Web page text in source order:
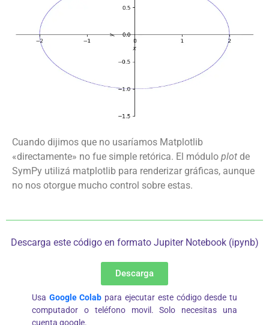
Cuando dijimos que no usaríamos Matplotlib
«directamente» no fue simple retórica. El módulo plot de
SymPy utilizá matplotlib para renderizar gráficas, aunque
no nos otorgue mucho control sobre estas.
Descarga este código en formato Jupiter Notebook (ipynb)
Descarga
Usa Google Colab para ejecutar este código desde tu
computador o teléfono movil. Solo necesitas una